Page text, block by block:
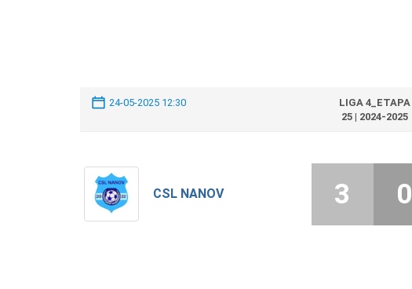
24-05-2025 12:30
LIGA 4_ETAPA
25 | 2024-2025
CSL NANOV 3 0